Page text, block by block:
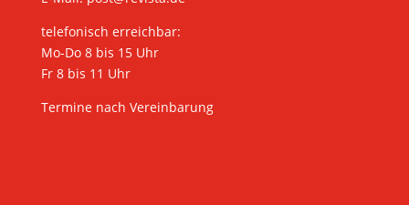
telefonisch erreichbar:
Mo-Do 8 bis 15 Uhr
Fr 8 bis 11 Uhr
Termine nach Vereinbarung